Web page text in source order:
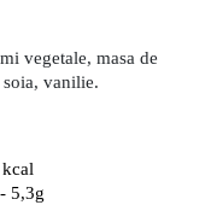
vegetale, masa de
vanilie.
5,3g